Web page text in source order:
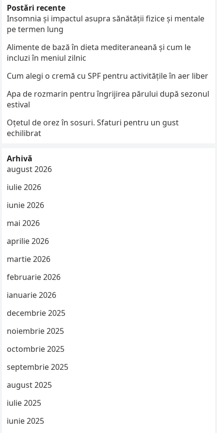
Postări recente
Insomnia și impactul asupra sănătății fizice și mentale
pe termen lung
Alimente de bază în dieta mediteraneană și cum le
incluzi în meniul zilnic
Cum alegi o cremă cu SPF pentru activitățile în aer liber
Apa de rozmarin pentru îngrijirea părului după sezonul
estival
Oțetul de orez în sosuri. Sfaturi pentru un gust
echilibrat
Arhivă
august 2026
iulie 2026
iunie 2026
mai 2026
aprilie 2026
martie 2026
februarie 2026
ianuarie 2026
decembrie 2025
noiembrie 2025
octombrie 2025
septembrie 2025
august 2025
iulie 2025
iunie 2025